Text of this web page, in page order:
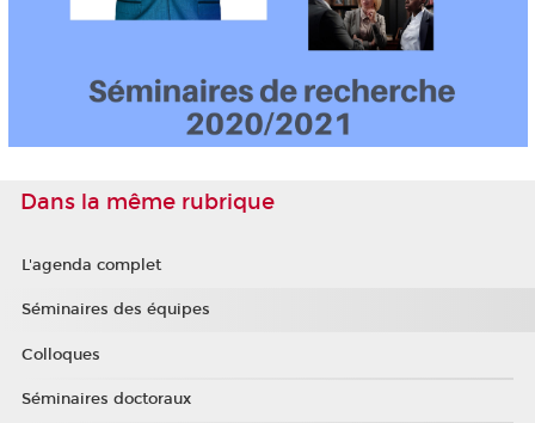
Dans la même rubrique
L'agenda complet
Séminaires des équipes
Colloques
Séminaires doctoraux